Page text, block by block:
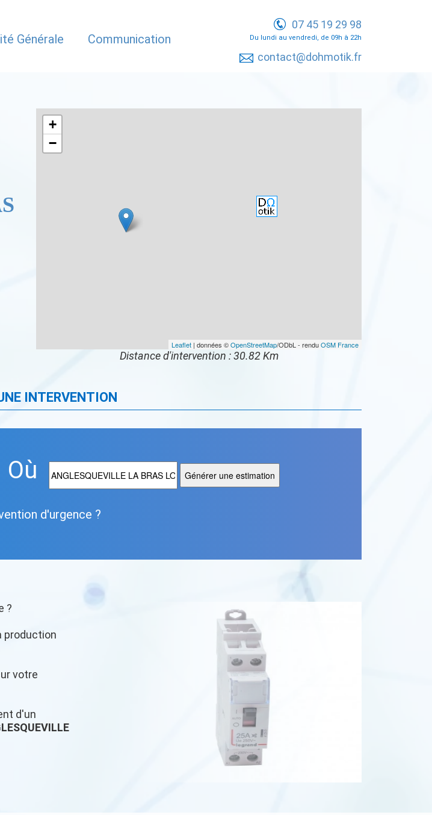
Générale
Communication
07 45 19 29 98
Du lundi au vendredi, de 09h à 22h
contact@dohmotik.fr
+
−
Leaflet| données ©OpenStreetMap/ODbL - renduOSM France
Distance d'intervention : 30.82 Km
INTERVENTION
Où
d'urgence ?
?
production
votre
d'un